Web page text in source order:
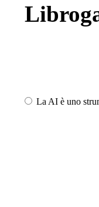
La AI è uno